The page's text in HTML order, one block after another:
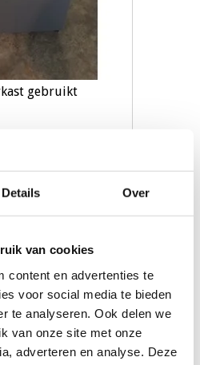
Details Over
van cookies
content en advertenties te
voor social media te bieden
te analyseren. Ook delen we
van onze site met onze
adverteren en analyse. Deze
gebruikt